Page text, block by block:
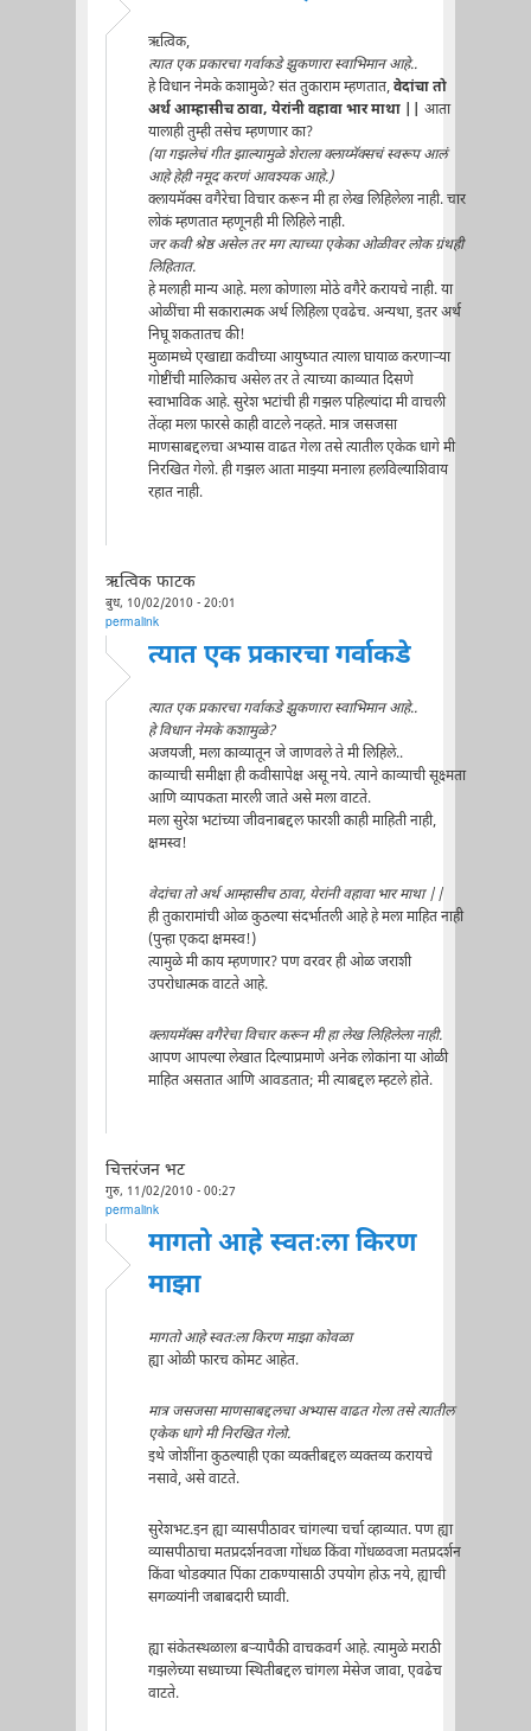
ऋत्विक,
त्यात एक प्रकारचा गर्वाकडे झुकणारा स्वाभिमान आहे..
हे विधान नेमके कशामुळे? संत तुकाराम म्हणतात,वेदांचा तो
अर्थ आम्हासीच ठावा, येरांनी वहावा भार माथा ||
आता
यालाही तुम्ही तसेच म्हणणार का?
(या गझलेचं गीत झाल्यामुळे शेराला क्लाय्मॅक्सचं स्वरूप आलं
आहे हेही नमूद करणं आवश्यक आहे.)
क्लायमॅक्स वगैरेचा विचार करून मी हा लेख लिहिलेला नाही. चार
लोकं म्हणतात म्हणूनही मी लिहिले नाही.
जर कवी श्रेष्ठ असेल तर मग त्याच्या एकेका ओळीवर लोक ग्रंथही
लिहितात.
हे मलाही मान्य आहे. मला कोणाला मोठे वगैरे करायचे नाही. या
ओळींचा मी सकारात्मक अर्थ लिहिला एवढेच. अन्यथा, इतर अर्थ
निघू शकतातच की!
मुळामध्ये एखाद्या कवीच्या आयुष्यात त्याला घायाळ करणार्‍या
गोष्टींची मालिकाच असेल तर ते त्याच्या काव्यात दिसणे
स्वाभाविक आहे. सुरेश भटांची ही गझल पहिल्यांदा मी वाचली
तेंव्हा मला फारसे काही वाटले नव्हते. मात्र जसजसा
माणसाबद्दलचा अभ्यास वाढत गेला तसे त्यातील एकेक धागे मी
निरखित गेलो. ही गझल आता माझ्या मनाला हलविल्याशिवाय
रहात नाही.
ऋत्विक फाटक
बुध, 10/02/2010 - 20:01
permalink
त्यात एक प्रकारचा गर्वाकडे
त्यात एक प्रकारचा गर्वाकडे झुकणारा स्वाभिमान आहे..
हे विधान नेमके कशामुळे?
अजयजी, मला काव्यातून जे जाणवले ते मी लिहिले..
काव्याची समीक्षा ही कवीसापेक्ष असू नये. त्याने काव्याची सूक्ष्मता
आणि व्यापकता मारली जाते असे मला वाटते.
मला सुरेश भटांच्या जीवनाबद्दल फारशी काही माहिती नाही,
क्षमस्व!
वेदांचा तो अर्थ आम्हासीच ठावा, येरांनी वहावा भार माथा ||
ही तुकारामांची ओळ कुठल्या संदर्भातली आहे हे मला माहित नाही
(पुन्हा एकदा क्षमस्व!)
त्यामुळे मी काय म्हणणार? पण वरवर ही ओळ जराशी
उपरोधात्मक वाटते आहे.
क्लायमॅक्स वगैरेचा विचार करून मी हा लेख लिहिलेला नाही.
आपण आपल्या लेखात दिल्याप्रमाणे अनेक लोकांना या ओळी
माहित असतात आणि आवडतात; मी त्याबद्दल म्हटले होते.
चित्तरंजन भट
गुरु, 11/02/2010 - 00:27
permalink
मागतो आहे स्वतःला किरण
माझा
मागतो आहे स्वतःला किरण माझा कोवळा
ह्या ओळी फारच कोमट आहेत.
मात्र जसजसा माणसाबद्दलचा अभ्यास वाढत गेला तसे त्यातील
एकेक धागे मी निरखित गेलो.
इथे जोशींना कुठल्याही एका व्यक्तीबद्दल व्यक्तव्य करायचे
नसावे, असे वाटते.
सुरेशभट.इन ह्या व्यासपीठावर चांगल्या चर्चा व्हाव्यात. पण ह्या
व्यासपीठाचा मतप्रदर्शनवजा गोंधळ किंवा गोंधळवजा मतप्रदर्शन
किंवा थोडक्यात पिंका टाकण्यासाठी उपयोग होऊ नये, ह्याची
सगळ्यांनी जबाबदारी घ्यावी.
ह्या संकेतस्थळाला बऱ्यापैकी वाचकवर्ग आहे. त्यामुळे मराठी
गझलेच्या सध्याच्या स्थितीबद्दल चांगला मेसेज जावा, एवढेच
वाटते.